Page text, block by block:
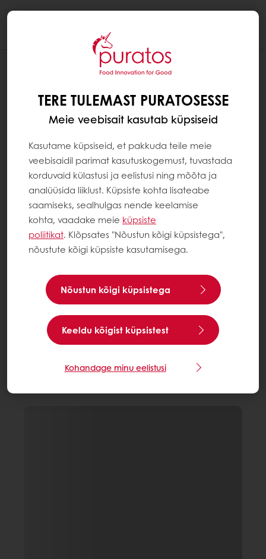
TERE TULEMAST PURATOSESSE
Meie veebisait kasutab küpsiseid
Kasutame küpsiseid, et pakkuda teile meie
veebisaidil parimat kasutuskogemust, tuvastada
korduvaid külastusi ja eelistusi ning mõõta ja
analüüsida liiklust. Küpsiste kohta lisateabe
saamiseks, sealhulgas nende keelamise
kohta, vaadake meie küpsiste
poliitikat. Klõpsates "Nõustun kõigi küpsistega",
nõustute kõigi küpsiste kasutamisega.
Nõustun kõigi küpsistega
Keeldu kõigist küpsistest
Kohandage minu eelistusi